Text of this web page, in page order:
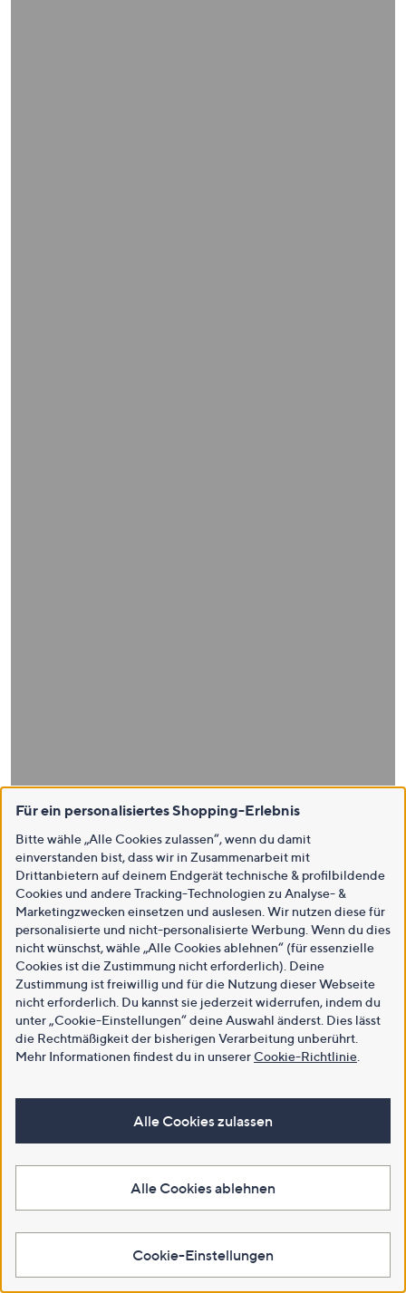
Für ein personalisiertes Shopping-Erlebnis
Bitte wähle „Alle Cookies zulassen“, wenn du damit
einverstanden bist, dass wir in Zusammenarbeit mit
Drittanbietern auf deinem Endgerät technische & profilbildende
Cookies und andere Tracking-Technologien zu Analyse- &
Marketingzwecken einsetzen und auslesen. Wir nutzen diese für
personalisierte und nicht-personalisierte Werbung. Wenn du dies
nicht wünschst, wähle „Alle Cookies ablehnen“ (für essenzielle
Cookies ist die Zustimmung nicht erforderlich). Deine
Zustimmung ist freiwillig und für die Nutzung dieser Webseite
nicht erforderlich. Du kannst sie jederzeit widerrufen, indem du
unter „Cookie-Einstellungen“ deine Auswahl änderst. Dies lässt
die Rechtmäßigkeit der bisherigen Verarbeitung unberührt.
Mehr Informationen findest du in unsererCookie-Richtlinie
Alle Cookies zulassen
Alle Cookies ablehnen
Cookie-Einstellungen